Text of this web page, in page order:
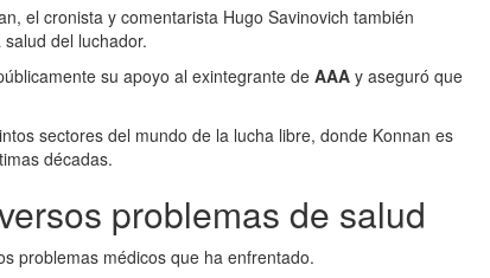
el cronista y comentarista Hugo Savinovich también
del luchador.
su apoyo al exintegrante deAAA y aseguró que
sectores del mundo de la lucha libre, donde Konnan es
décadas.
problemas de salud
problemas médicos que ha enfrentado.